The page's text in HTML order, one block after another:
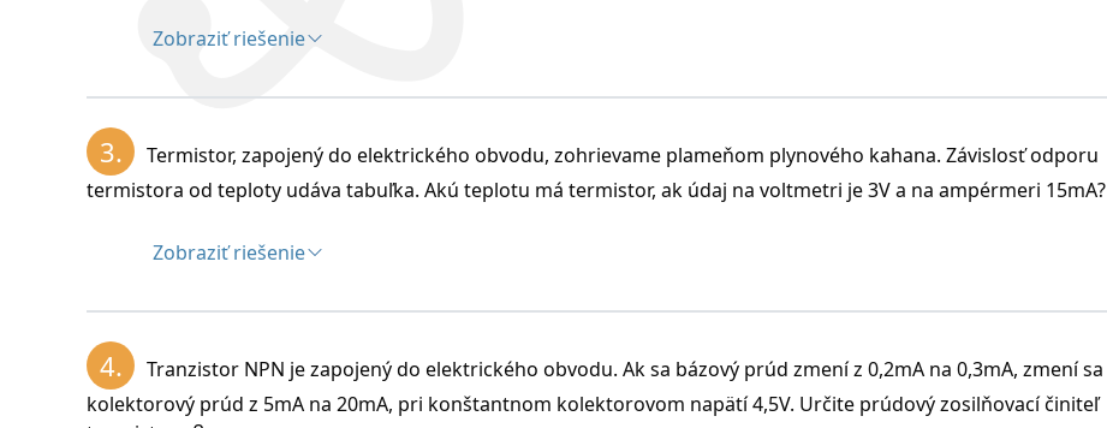
Zobraziť riešenie
3.
Termistor, zapojený do elektrického obvodu, zohrievame plameňom plynového kahana. Závislosť odporu
termistora od teploty udáva tabuľka. Akú teplotu má termistor, ak údaj na voltmetri je 3V a na ampérmeri 15mA?
Zobraziť riešenie
U = 3V, I = 15.10
4.
Tranzistor NPN je zapojený do elektrického obvodu. Ak sa bázový prúd zmení z 0,2mA na 0,3mA, zmení sa
kolektorový prúd z 5mA na 20mA, pri konštantnom kolektorovom napätí 4,5V. Určite prúdový zosilňovací činiteľ